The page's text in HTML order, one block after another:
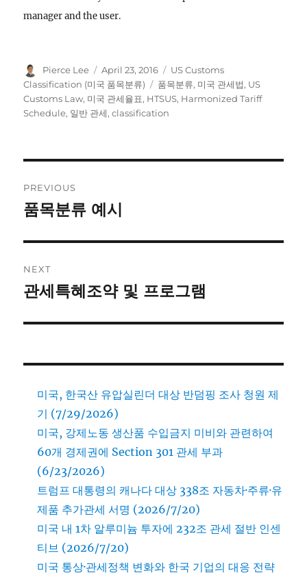
manager and the user.
Author
Pierce Lee
Posted
on
April 23, 2016 Categories
US Customs
Classification (미국 품목분류)
Tags
품목분류, 미국 관세법, US
Customs Law, 미국 관세율표, HTSUS, Harmonized Tariff
Schedule, 일반 관세,classification
navigation
PREVIOUS
Previous
품목분류 예시
NEXT
Next
관세특혜조약 및 프로그램
미국, 한국산 유압실린더 대상 반덤핑 조사 청원 제
기 (7/29/2026)
미국, 강제노동 생산품 수입금지 미비와 관련하여
60개 경제권에 Section 301 관세 부과
(6/23/2026)
트럼프 대통령의 캐나다 대상 338조 자동차·주류·유
제품 추가관세 서명 (2026/7/20)
미국 내 1차 알루미늄 투자에 232조 관세 절반 인센
티브 (2026/7/20)
미국 통상·관세정책 변화와 한국 기업의 대응 전략